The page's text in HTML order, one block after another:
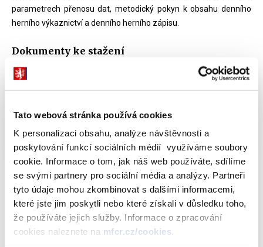
Tato webová stránka používá cookies
K personalizaci obsahu, analýze návštěvnosti a
poskytování funkcí sociálních médií využíváme soubory
cookie. Informace o tom, jak náš web používáte, sdílíme
se svými partnery pro sociální média a analýzy. Partneři
tyto údaje mohou zkombinovat s dalšími informacemi,
které jste jim poskytli nebo které získali v důsledku toho,
že používáte jejich služby. Informace o zpracování
cookies naleznete na mfcr.cz/cookies.
parametrech přenosu dat, metodický pokyn k obsahu denního
herního výkaznictví a denního herního zápisu.
Dokumenty ke stažení
automatizovaného výstupu pro denní herní
Dokumenty ke stažení